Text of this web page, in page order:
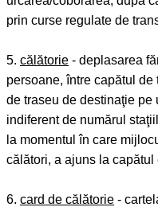
prin curse regulate de
5. călătorie - deplasarea
persoane, între capătul de
de traseu de destinaţie pe
indiferent de numărul
la momentul în care
călători, a ajuns la
6. card de călătorie -